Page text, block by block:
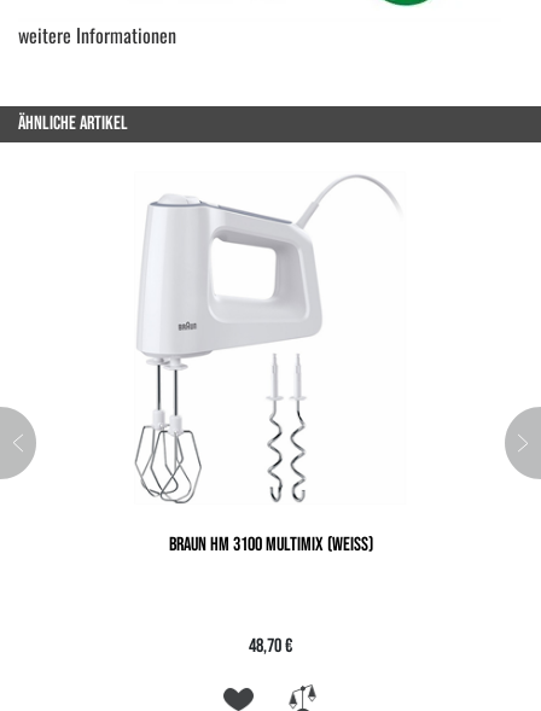
weitere Informationen
ÄHNLICHE ARTIKEL
BRAUN HM 3100 MULTIMIX (WEISS)
48,70 €